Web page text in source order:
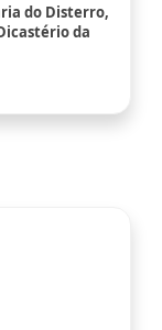
do Disterro,
da